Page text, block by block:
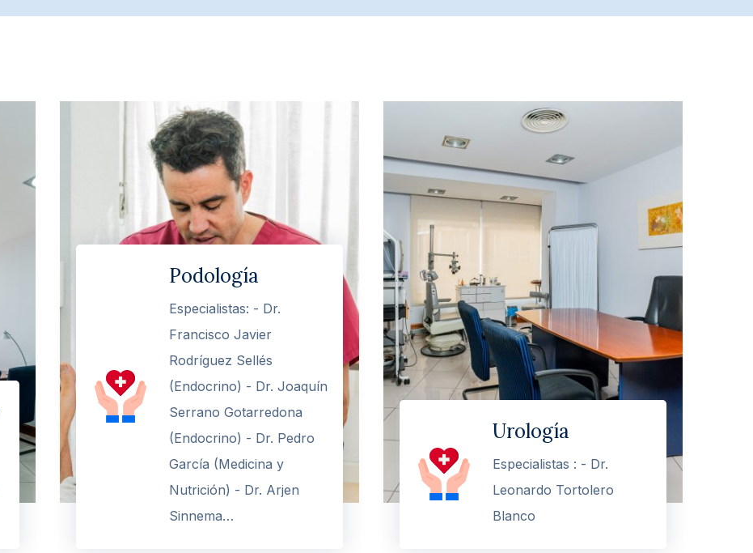
Podología
Especialistas: - Dr.
Francisco Javier
Rodríguez Sellés
(Endocrino) - Dr. Joaquín
Serrano Gotarredona
(Endocrino) - Dr. Pedro
García (Medicina y
Nutrición) - Dr. Arjen
Sinnema…
Urología
Especialistas : - Dr.
Leonardo Tortolero
Blanco